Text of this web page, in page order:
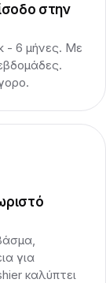
στην
- 6 μήνες. Με
για
καλύπτει